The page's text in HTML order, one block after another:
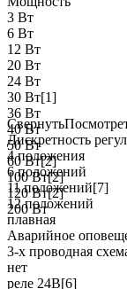
3 Вт
6 Вт
12 Вт
20 Вт
24 Вт
30 Вт[1]
36 Вт
40 Вт
50 Вт
60 Вт[2]
100 Вт[2]
120 Вт[2]
200 Вт
Свернуть
Дискретность
4 положения
6 положений
11 положений[7]
12 положений
плавная
Аварийное
3-х проводная
нет
реле 24В[6]